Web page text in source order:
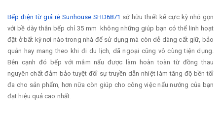
Bếp điện từ giá rẻ Sunhouse SHD6871 sở hữu thiết kế cực kỳ nhỏ gọn
với bề dày thân bếp chỉ 35 mm không những giúp bạn có thể linh hoạt
đặt ở bất kỳ nơi nào trong nhà để sử dụng mà còn dễ dàng cất giữ, bảo
quản hay mang theo khi đi du lịch, dã ngoại cũng vô cùng tiện dụng.
Bên cạnh đó bếp với mâm nấu được làm hoàn toàn từ đồng thau
nguyên chất đảm bảo tuyệt đối sự truyền dẫn nhiệt làm tăng độ bền tối
đa cho sản phẩm, hơn nữa còn giúp cho công việc nấu nướng của bạn
đạt hiệu quả cao nhất.